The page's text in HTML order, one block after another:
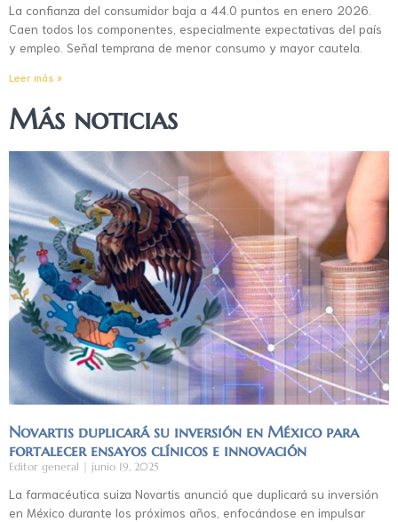
La confianza del consumidor baja a 44.0 puntos en enero 2026.
Caen todos los componentes, especialmente expectativas del país
y empleo. Señal temprana de menor consumo y mayor cautela.
Leer más »
Más noticias
Novartis duplicará su inversión en México para
fortalecer ensayos clínicos e innovación
Editor general junio 19, 2025
La farmacéutica suiza Novartis anunció que duplicará su inversión
en México durante los próximos años, enfocándose en impulsar